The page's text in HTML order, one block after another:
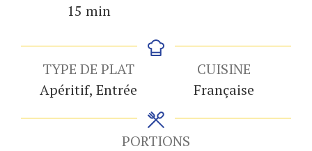
15 minutes
min
TYPE DE PLAT
Apéritif, Entrée
CUISINE
Française
PORTIONS